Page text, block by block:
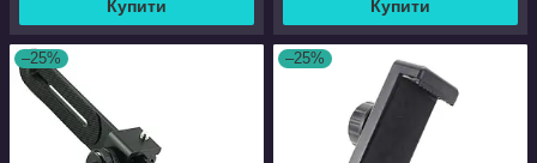
Купити Купити
–25% –25%